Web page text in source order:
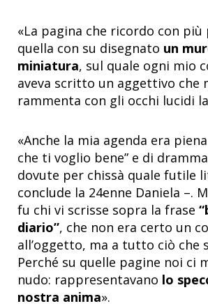
«La pagina che ricordo con più
quella con su disegnato un
miniatura, sul quale ogni mio
aveva scritto un aggettivo che
rammenta con gli occhi lucidi
«Anche la mia agenda era
che ti voglio bene” e di
dovute per chissà quale futile
conclude la 24enne Daniela –.
fu chi vi scrisse sopra la frase
diario”, che non era certo un
all’oggetto, ma a tutto ciò che
Perché su quelle pagine noi ci
nudo: rappresentavano lo
nostra anima».